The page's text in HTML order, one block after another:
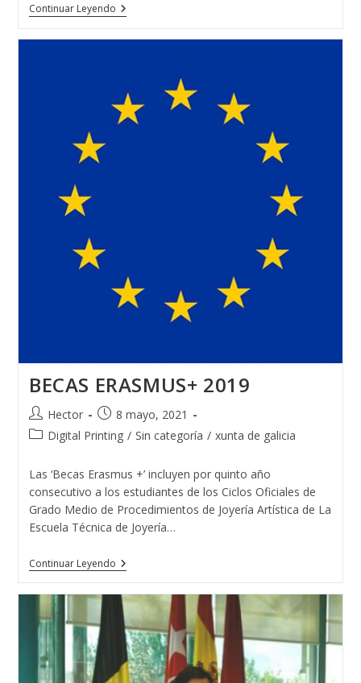
Continuar LeyendoUna
Formación
BECAS ERASMUS+ 2019
Autor
de
Hector
Publicación
de
8 mayo, 2021
Categoría
la
Digital Printing / Sin categoría / xunta de galicia
Las ‘Becas Erasmus +’ incluyen por quinto año
consecutivo a los estudiantes de los Ciclos Oficiales de
Grado Medio de Procedimientos de Joyería Artística de La
Escuela Técnica de Joyería…
Continuar LeyendoBECAS
ERASMUS+